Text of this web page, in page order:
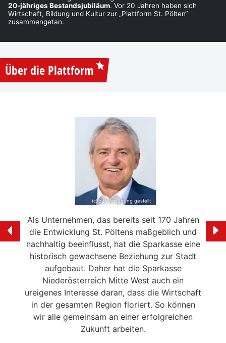
20-jähriges Bestandsjubiläum. Vor 20 Jahren haben sich
Wirtschaft, Bildung und Kultur zur „Plattform St. Pölten“
zusammengetan.
Über die Plattform
Als Unternehmen, das bereits seit 170 Jahren
die Entwicklung St. Pöltens maßgeblich und
nachhaltig beeinflusst, hat die Sparkasse eine
historisch gewachsene Beziehung zur Stadt
aufgebaut. Daher hat die Sparkasse
Niederösterreich Mitte West auch ein
ureigenes Interesse daran, dass die Wirtschaft
in der gesamten Region floriert. So können
wir alle gemeinsam an einer erfolgreichen
Zukunft arbeiten.
(c) zur Verfügung gestellt
Ich